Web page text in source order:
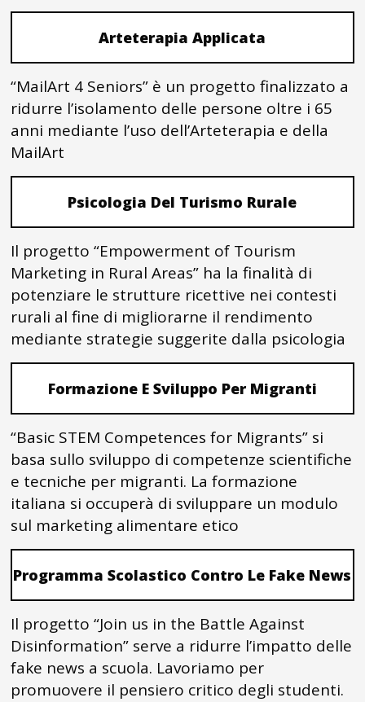
Arteterapia Applicata
“MailArt 4 Seniors” è un progetto finalizzato a
ridurre l’isolamento delle persone oltre i 65
anni mediante l’uso dell’Arteterapia e della
MailArt
Psicologia Del Turismo Rurale
Il progetto “Empowerment of Tourism
Marketing in Rural Areas” ha la finalità di
potenziare le strutture ricettive nei contesti
rurali al fine di migliorarne il rendimento
mediante strategie suggerite dalla psicologia
Formazione E Sviluppo Per Migranti
“Basic STEM Competences for Migrants” si
basa sullo sviluppo di competenze scientifiche
e tecniche per migranti. La formazione
italiana si occuperà di sviluppare un modulo
sul marketing alimentare etico
Programma Scolastico Contro Le Fake News
Il progetto “Join us in the Battle Against
Disinformation” serve a ridurre l’impatto delle
fake news a scuola. Lavoriamo per
promuovere il pensiero critico degli studenti.